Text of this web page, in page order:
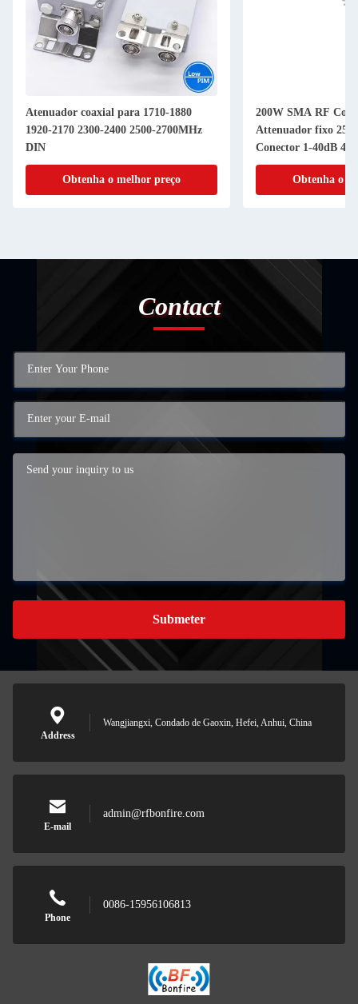
Atenuador coaxial para 1710-1880
1920-2170 2300-2400 2500-2700MHz
DIN
Obtenha o melhor preço
200W SMA RF
Attenuador fixo
Conector 1-40dB
Obtenha o
Contact
Submeter
Address
Wangjiangxi, Condado de Gaoxin, Hefei, Anhui, China
E-mail
admin@rfbonfire.com
Phone
0086-15956106813